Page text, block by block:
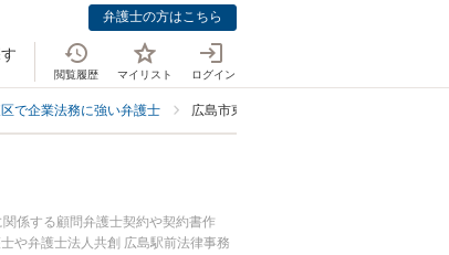
弁護士の方はこちら
閲覧履歴 マイリスト ログイン
で企業法務に強い弁護士 広島市東区でIT業界に強い弁護士
係する顧問弁護士契約や契約書作
や弁護士法人共創 広島駅前法律事務